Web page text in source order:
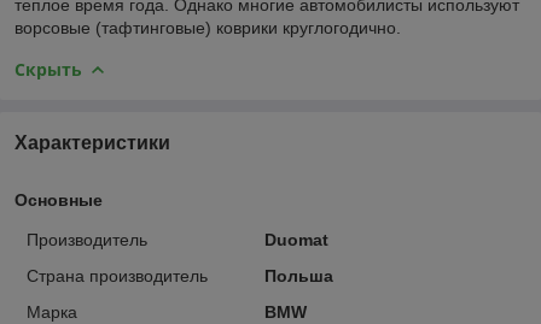
теплое время года. Однако многие автомобилисты используют
ворсовые (тафтинговые) коврики круглогодично.
Скрыть
Характеристики
Основные
Производитель
Duomat
Страна производитель
Польша
Марка
BMW